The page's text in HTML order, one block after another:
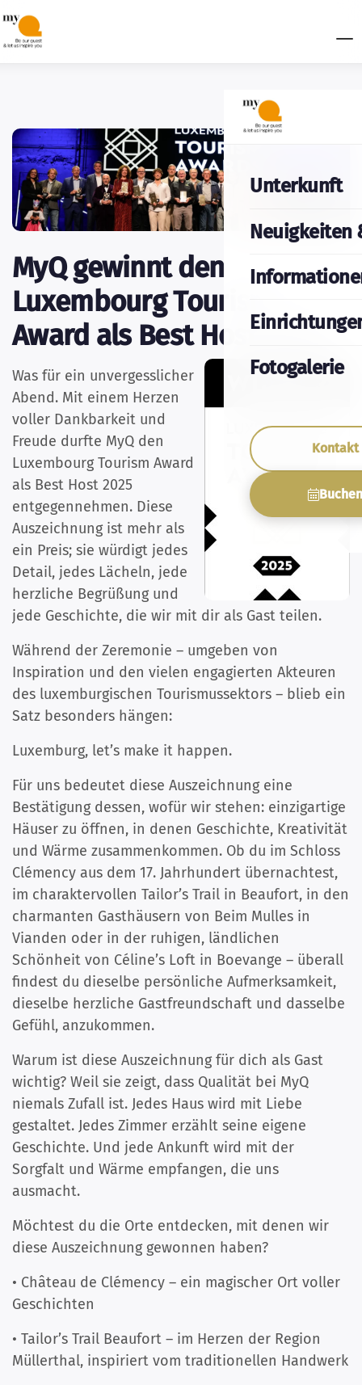
Unterkunft
Neuigkeiten
Fotogalerie
Kontakt
MyQ gewinnt den
Luxembourg Tourism
Award als Best Host 2025
Was für ein unvergesslicher
Abend. Mit einem Herzen
voller Dankbarkeit und
Freude durfte MyQ den
Luxembourg Tourism Award
als Best Host 2025
entgegennehmen. Diese
Auszeichnung ist mehr als
ein Preis; sie würdigt jedes
Detail, jedes Lächeln, jede
herzliche Begrüßung und
jede Geschichte, die wir mit dir als Gast teilen.
Während der Zeremonie – umgeben von
Inspiration und den vielen engagierten Akteuren
des luxemburgischen Tourismussektors – blieb ein
Satz besonders hängen:
Luxemburg, let’s make it happen.
Für uns bedeutet diese Auszeichnung eine
Bestätigung dessen, wofür wir stehen: einzigartige
Häuser zu öffnen, in denen Geschichte, Kreativität
und Wärme zusammenkommen. Ob du im Schloss
Clémency aus dem 17. Jahrhundert übernachtest,
im charaktervollen Tailor’s Trail in Beaufort, in den
charmanten Gasthäusern von Beim Mulles in
Vianden oder in der ruhigen, ländlichen
Schönheit von Céline’s Loft in Boevange – überall
findest du dieselbe persönliche Aufmerksamkeit,
dieselbe herzliche Gastfreundschaft und dasselbe
Gefühl, anzukommen.
Warum ist diese Auszeichnung für dich als Gast
wichtig? Weil sie zeigt, dass Qualität bei MyQ
niemals Zufall ist. Jedes Haus wird mit Liebe
gestaltet. Jedes Zimmer erzählt seine eigene
Geschichte. Und jede Ankunft wird mit der
Sorgfalt und Wärme empfangen, die uns
ausmacht.
Möchtest du die Orte entdecken, mit denen wir
diese Auszeichnung gewonnen haben?
• Château de Clémency – ein magischer Ort voller
Geschichten
• Tailor’s Trail Beaufort – im Herzen der Region
Müllerthal, inspiriert vom traditionellen Handwerk